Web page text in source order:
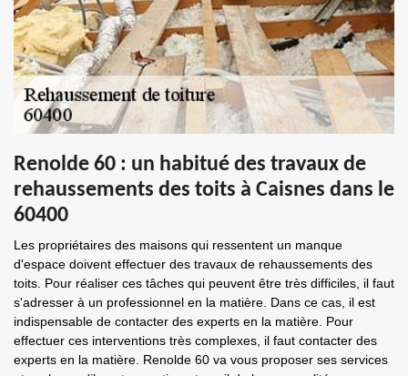
Renolde 60 : un habitué des travaux de
rehaussements des toits à Caisnes dans le
60400
Les propriétaires des maisons qui ressentent un manque
d'espace doivent effectuer des travaux de rehaussements des
toits. Pour réaliser ces tâches qui peuvent être très difficiles, il faut
s'adresser à un professionnel en la matière. Dans ce cas, il est
indispensable de contacter des experts en la matière. Pour
effectuer ces interventions très complexes, il faut contacter des
experts en la matière. Renolde 60 va vous proposer ses services